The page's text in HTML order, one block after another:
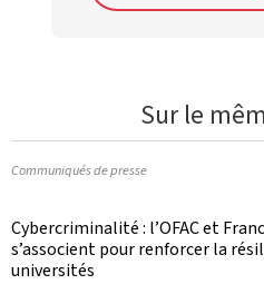
Sur le
Communiqués de presse
Cybercriminalité : l’OFAC et
s’associent pour renforcer la
universités